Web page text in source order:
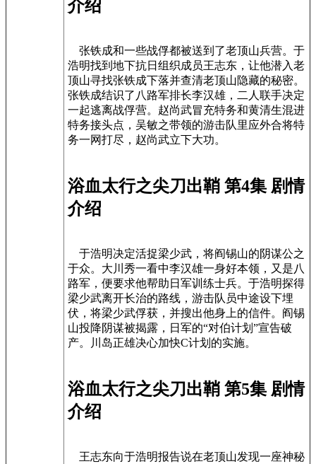
介绍
张铁成和一些战俘都被送到了老顶山兵营。于
浩明找到地下抗日组织成员王志东，让他潜入老
顶山寻找张铁成下落并查清老顶山隐藏的秘密。
张铁成结识了八路军排长李汉雄，二人联手决定
一起逃离战俘营。赵尚武冒充特务和黄清生混进
特务接头点，吴敏之带领的游击队里应外合将特
务一网打尽，赵尚武立下大功。
浴血太行之尖刀出鞘 第4集 剧情
介绍
于浩明决定活捉梁少武，将阎锡山的阴谋公之
于众。大川秀一看中李汉雄一身好本领，又是八
路军，便要求他帮助日军训练士兵。于浩明探得
梁少武离开长治的路线，游击队员中途设下埋
伏，将梁少武俘获，并搜出他身上的信件。阎锡
山投降阴谋被揭露，日军的“对伯计划”宣告破
产。川岛正雄决心加快C计划的实施。
浴血太行之尖刀出鞘 第5集 剧情
介绍
王志东向于浩明报告说在老顶山发现一座神秘